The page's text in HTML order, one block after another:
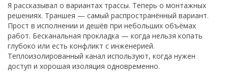
Я рассказывал о вариантах трассы. Теперь о монтажных
решениях. Траншея — самый распространённый вариант.
Прост в исполнении и дешёв при небольших объёмах
работ. Бесканальная прокладка — когда нельзя копать
глубоко или есть конфликт с инженерией.
Теплоизолированный канал используют, когда нужен
доступ и хорошая изоляция одновременно.